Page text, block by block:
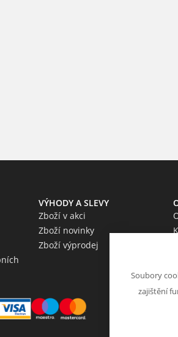
VÝHODY A SLEVY
Zboží v akci
Zboží novinky
Zboží výprodej
Soubory
zajištění